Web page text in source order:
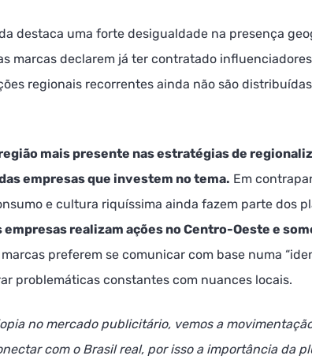
destaca uma forte desigualdade na presença
marcas declarem já ter contratado
regionais recorrentes ainda não são
mais presente nas estratégias de
empresas que investem no tema. Em
e cultura riquíssima ainda fazem parte dos
empresas realizam ações no Centro-Oeste e
preferem se comunicar com base numa
problemáticas constantes com nuances locais.
no mercado publicitário, vemos a
com o Brasil real, por isso a importância da